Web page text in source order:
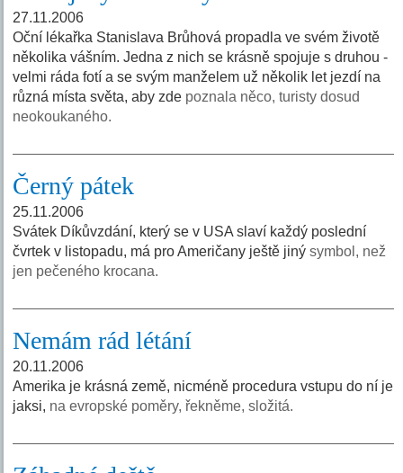
27.11.2006
Oční lékařka Stanislava Brůhová propadla ve svém životě
několika vášním. Jedna z nich se krásně spojuje s druhou -
velmi ráda fotí a se svým manželem už několik let jezdí na
různá místa světa, aby zde poznala něco, turisty dosud
neokoukaného.
Černý pátek
25.11.2006
Svátek Díkůvzdání, který se v USA slaví každý poslední
čvrtek v listopadu, má pro Američany ještě jinýsymbol, než
jen pečeného krocana.
Nemám rád létání
20.11.2006
Amerika je krásná země, nicméně procedura vstupu do ní je
jaksi, na evropské poměry, řekněme, složitá.